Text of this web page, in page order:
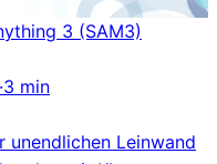
3 (SAM3)
·3 min
unendlichen Leinwand